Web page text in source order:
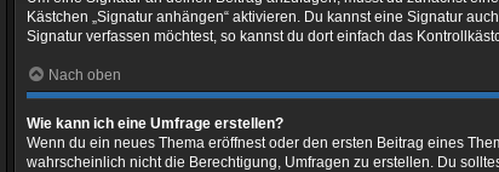
Kästchen „Signatur anhängen“ aktivieren. Du kannst eine Signatur
Signatur verfassen möchtest, so kannst du dort einfach das
Nach oben
Wie kann ich eine Umfrage erstellen?
Wenn du ein neues Thema eröffnest oder den ersten Beitrag eines
wahrscheinlich nicht die Berechtigung, Umfragen zu erstellen. Du